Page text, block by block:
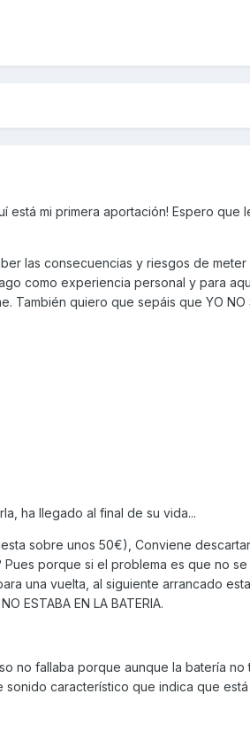
está mi primera aportación! Espero que
las consecuencias y riesgos de meter
como experiencia personal y para
También quiero que sepáis que YO NO
ha llegado al final de su vida...
sobre unos 50€), Conviene
porque si el problema es que no
una vuelta, al siguiente arrancado
ESTABA EN LA BATERIA.
no fallaba porque aunque la batería no
sonido característico que indica que está